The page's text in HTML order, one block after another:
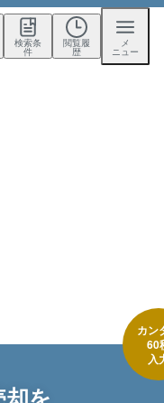
検索条
件
閲覧履
歴
メ
ニュー
カン
60
入